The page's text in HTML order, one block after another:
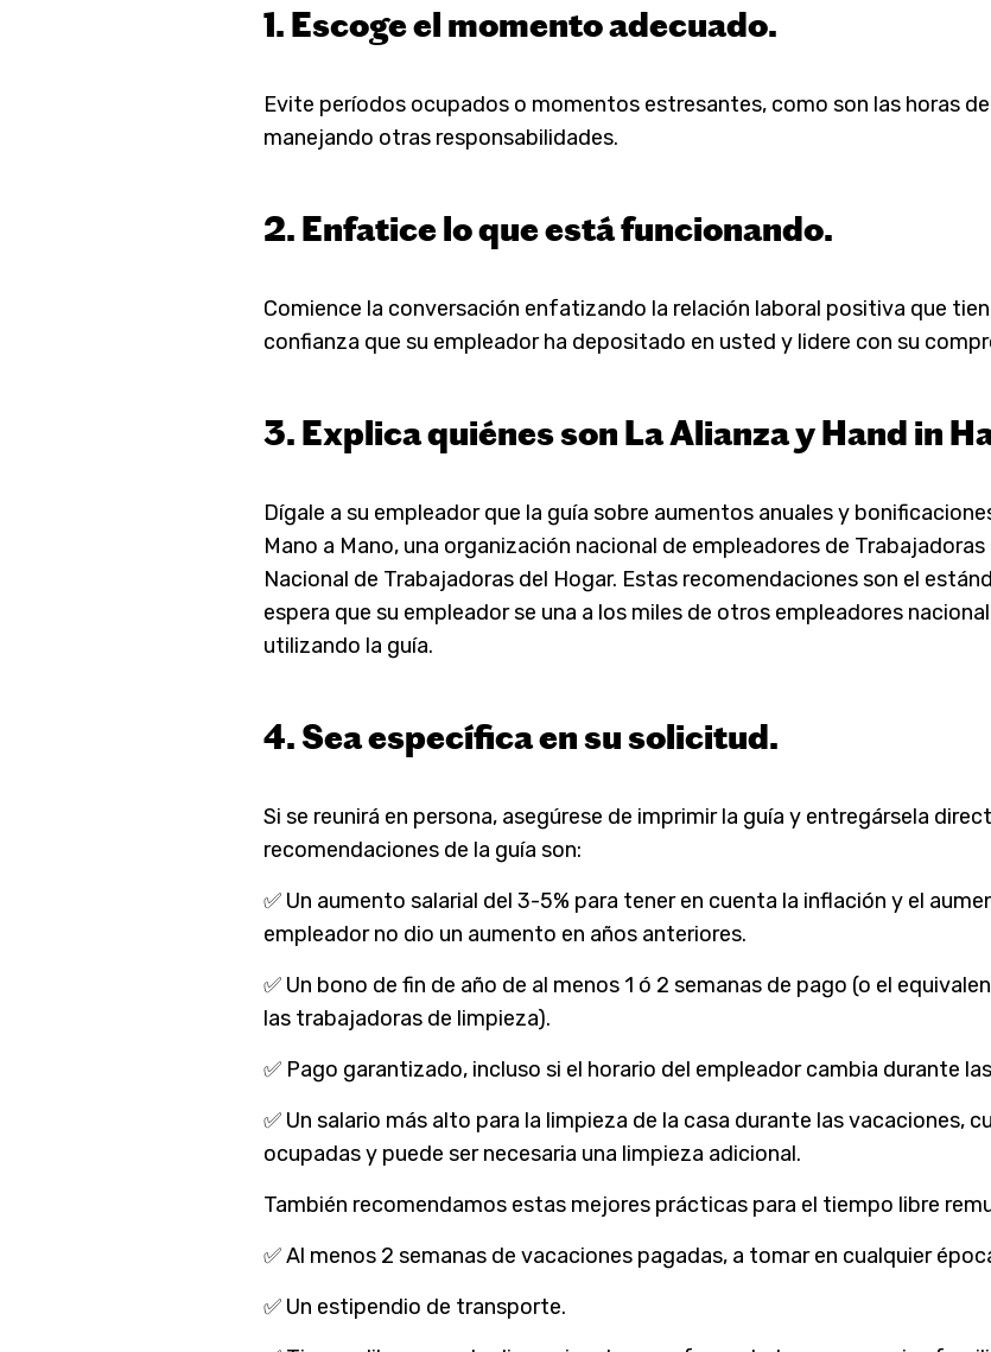
1. Escoge el momento adecuado.
Evite períodos ocupados o momentos estresantes, como son las horas
manejando otras responsabilidades.
2. Enfatice lo que está funcionando.
Comience la conversación enfatizando la relación laboral positiva que
confianza que su empleador ha depositado en usted y lidere con su
3. Explica quiénes son La Alianza y Hand in
Dígale a su empleador que la guía sobre aumentos anuales y
Mano a Mano, una organización nacional de empleadores de
Nacional de Trabajadoras del Hogar. Estas recomendaciones son el
espera que su empleador se una a los miles de otros empleadores
utilizando la guía.
4. Sea específica en su solicitud.
Si se reunirá en persona, asegúrese de imprimir la guía y entregársela
recomendaciones de la guía son:
✅ Un aumento salarial del 3-5% para tener en cuenta la inflación y el
empleador no dio un aumento en años anteriores.
✅ Un bono de fin de año de al menos 1 ó 2 semanas de pago (o el
las trabajadoras de limpieza).
✅ Pago garantizado, incluso si el horario del empleador cambia durante
✅ Un salario más alto para la limpieza de la casa durante las vacaciones,
ocupadas y puede ser necesaria una limpieza adicional.
También recomendamos estas mejores prácticas para el tiempo libre
✅ Al menos 2 semanas de vacaciones pagadas, a tomar en cualquier
✅ Un estipendio de transporte.